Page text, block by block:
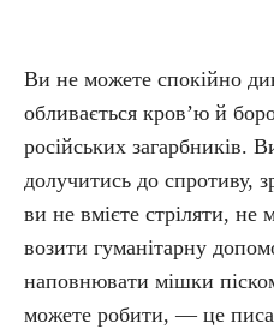
Ви не можете спокійно
обливається кров’ю й
російських загарбників.
долучитись до спротиву,
ви не вмієте стріляти, не
возити гуманітарну
наповнювати мішки
можете робити, — це